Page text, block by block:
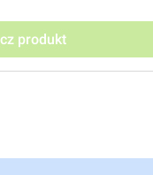
produkt